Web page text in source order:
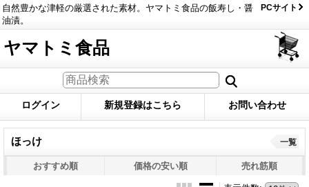
自然豊かな津軽の厳選された素材。ヤマトミ食品の飯寿し・醤
油漬。
PCサイト
ヤマトミ食品
ログイン 新規登録はこちら お問い合わせ
ほっけ 一覧
おすすめ順 価格の安い順 売れ筋順